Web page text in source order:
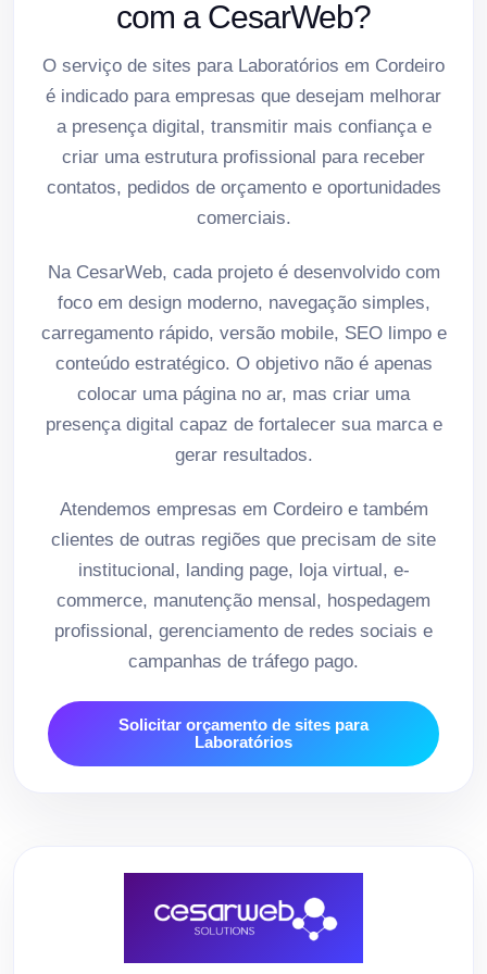
com a CesarWeb?
O serviço de sites para Laboratórios em Cordeiro
é indicado para empresas que desejam melhorar
a presença digital, transmitir mais confiança e
criar uma estrutura profissional para receber
contatos, pedidos de orçamento e oportunidades
comerciais.
Na CesarWeb, cada projeto é desenvolvido com
foco em design moderno, navegação simples,
carregamento rápido, versão mobile, SEO limpo e
conteúdo estratégico. O objetivo não é apenas
colocar uma página no ar, mas criar uma
presença digital capaz de fortalecer sua marca e
gerar resultados.
Atendemos empresas em Cordeiro e também
clientes de outras regiões que precisam de site
institucional, landing page, loja virtual, e-
commerce, manutenção mensal, hospedagem
profissional, gerenciamento de redes sociais e
campanhas de tráfego pago.
Solicitar orçamento de sites para
Laboratórios